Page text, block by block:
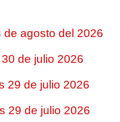
de agosto del 2026
de julio 2026
29 de julio 2026
29 de julio 2026